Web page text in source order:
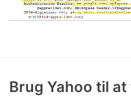
Brug Yahoo til at